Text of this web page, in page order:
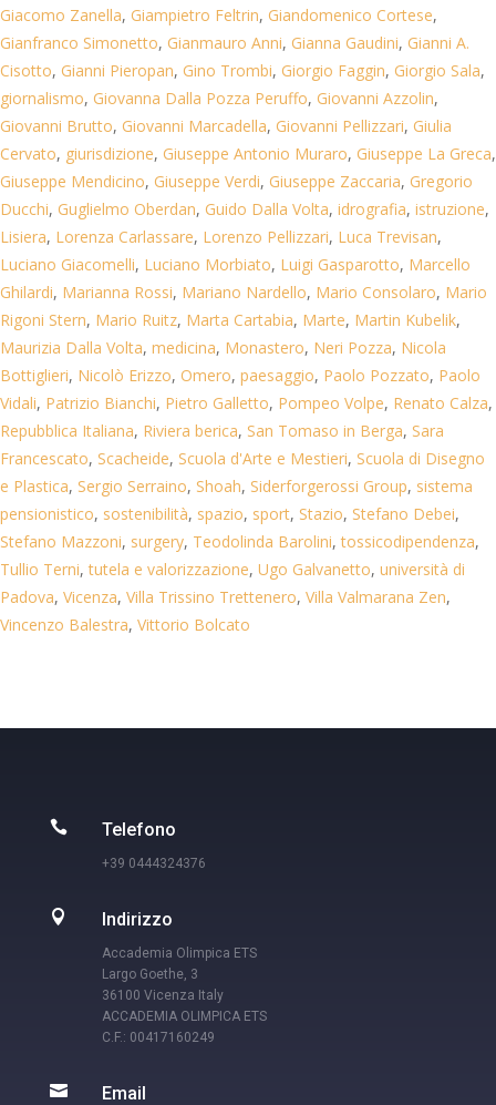
Giacomo Zanella, Giampietro Feltrin, Giandomenico Cortese,
Gianfranco Simonetto, Gianmauro Anni, Gianna Gaudini, Gianni A.
Cisotto, Gianni Pieropan, Gino Trombi, Giorgio Faggin, Giorgio Sala,
giornalismo, Giovanna Dalla Pozza Peruffo, Giovanni Azzolin,
Giovanni Brutto, Giovanni Marcadella, Giovanni Pellizzari, Giulia
Cervato, giurisdizione, Giuseppe Antonio Muraro, Giuseppe La Greca,
Giuseppe Mendicino, Giuseppe Verdi, Giuseppe Zaccaria, Gregorio
Ducchi, Guglielmo Oberdan, Guido Dalla Volta, idrografia, istruzione,
Lisiera, Lorenza Carlassare, Lorenzo Pellizzari, Luca Trevisan,
Luciano Giacomelli, Luciano Morbiato, Luigi Gasparotto, Marcello
Ghilardi, Marianna Rossi, Mariano Nardello, Mario Consolaro, Mario
Rigoni Stern, Mario Ruitz, Marta Cartabia, Marte, Martin Kubelik,
Maurizia Dalla Volta, medicina, Monastero, Neri Pozza, Nicola
Bottiglieri, Nicolò Erizzo, Omero, paesaggio, Paolo Pozzato, Paolo
Vidali, Patrizio Bianchi, Pietro Galletto, Pompeo Volpe, Renato Calza,
Repubblica Italiana, Riviera berica, San Tomaso in Berga, Sara
Francescato, Scacheide, Scuola d'Arte e Mestieri, Scuola di Disegno
e Plastica, Sergio Serraino, Shoah, Siderforgerossi Group, sistema
pensionistico, sostenibilità, spazio, sport, Stazio, Stefano Debei,
Stefano Mazzoni, surgery, Teodolinda Barolini,tossicodipendenza,
Tullio Terni,tutela e valorizzazione, Ugo Galvanetto, università di
Padova, Vicenza, Villa Trissino Trettenero, Villa Valmarana Zen,
Vincenzo Balestra, Vittorio Bolcato
 Telefono
+39 0444324376
 Indirizzo
Accademia Olimpica ETS
Largo Goethe, 3
36100 Vicenza Italy
ACCADEMIA OLIMPICA ETS
C.F.: 00417160249
 Email